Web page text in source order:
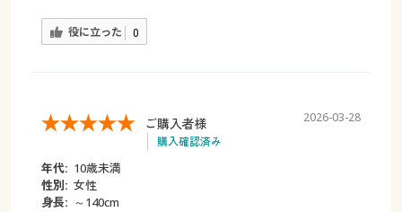
役に立った 0
ご購入者様
購入確認済み
2026-03-28
年代: 10歳未満
性別: 女性
身長: ～140cm